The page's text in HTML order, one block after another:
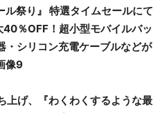
上げ、『わくわくするような最